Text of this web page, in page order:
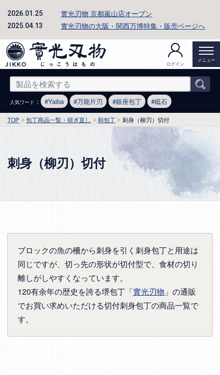
2026.01.25 實光刃物 京都嵐山店オープン
2025.04.13 實光刃物の大阪・関西万博特集・販売ページへ
ログイン
メニュー
人気ワード ： Yaiba 万能片刃 銀座包丁 砥石
TOP 包丁商品一覧・研ぎ直し 和包丁 刺身（柳刃）切付
刺身（柳刃）切付
ブロックの魚の柵から刺身を引く刺身包丁と用途は
同じですが、切っ先の形状が切付型で、食材の切り
離しがしやすくなっています。
120有余年の歴史を誇る堺包丁「實光刃物 」の通販
でお買い求めいただける切付刺身包丁の商品一覧で
す。